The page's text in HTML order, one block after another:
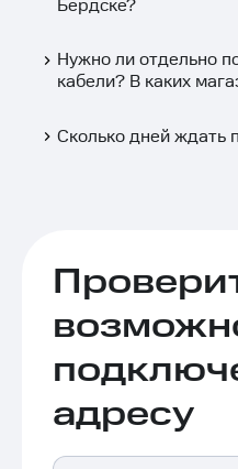
Бердске?
Нужно ли отдельно
кабели? В каких
Сколько дней ждать
адресу